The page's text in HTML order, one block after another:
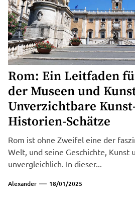
Rom: Ein Leitfaden
der Museen und
Unverzichtbare
Historien-Schätze
Rom ist ohne Zweifel eine der
Welt, und seine Geschichte, Kunst
unvergleichlich. In dieser...
Alexander 18/01/2025